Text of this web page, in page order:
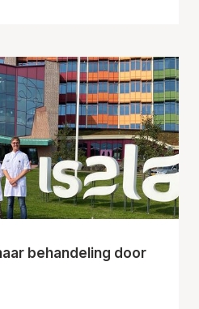
behandeling door